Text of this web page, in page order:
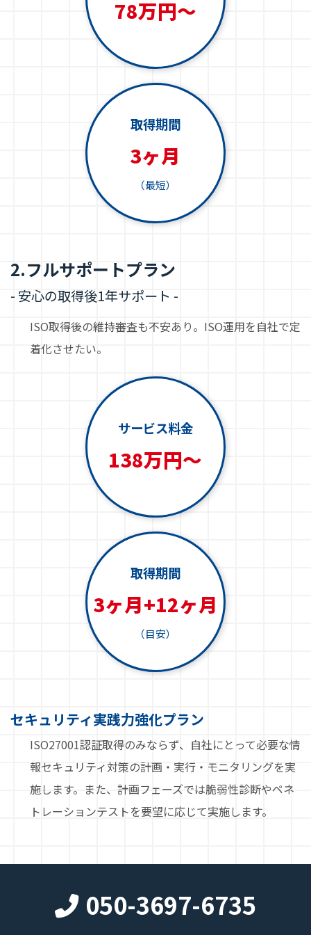
78万円～
取得期間
3ヶ月
（最短）
2.フルサポートプラン
- 安心の取得後1年サポート -
ISO取得後の維持審査も不安あり。ISO運用を自社で定
着化させたい。
サービス料金
138万円～
取得期間
3ヶ月+12ヶ月
（目安）
セキュリティ実践力強化プラン
ISO27001認証取得のみならず、自社にとって必要な情
報セキュリティ対策の計画・実行・モニタリングを実
施します。また、計画フェーズでは脆弱性診断やペネ
トレーションテストを要望に応じて実施します。
050-3697-6735